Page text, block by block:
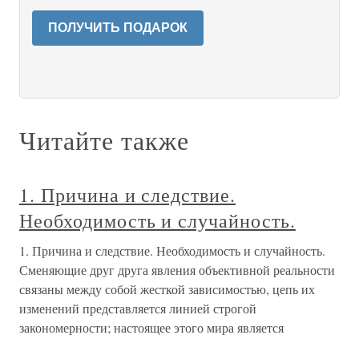
ПОЛУЧИТЬ ПОДАРОК
Читайте также
1. Причина и следствие.
Необходимость и случайность.
1. Причина и следствие. Необходимость и случайность.
Сменяющие друг друга явления объективной реальности
связаны между собой жесткой зависимостью, цепь их
изменений представляется линией строгой
закономерности; настоящее этого мира является